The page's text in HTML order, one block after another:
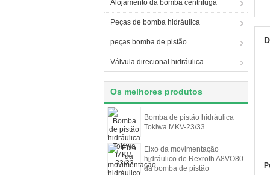
Alojamento da bomba centrífuga
Peças de bomba hidráulica
peças bomba de pistão
Válvula direcional hidráulica
Os melhores produtos
Bomba de pistão hidráulica
Tokiwa MKV-23/33
Eixo da movimentação
hidráulico de Rexroth A8VO80
da bomba de pistão